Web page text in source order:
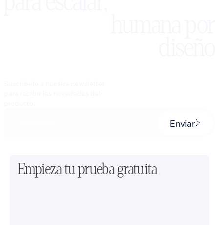
Enviar
Empieza tu prueba gratuita